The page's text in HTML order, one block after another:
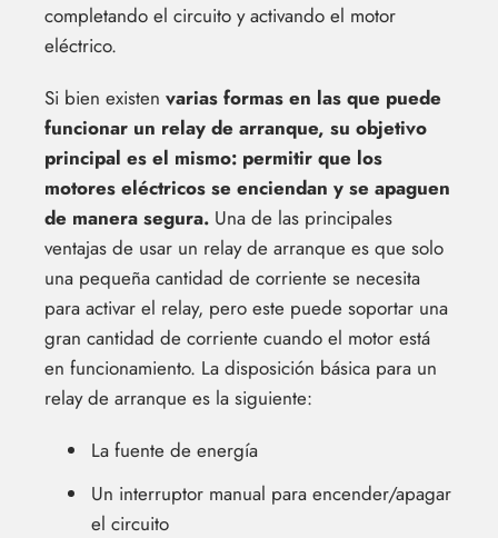
completando el circuito y activando el motor
eléctrico.
Si bien existen varias formas en las que puede
funcionar un relay de arranque, su objetivo
principal es el mismo: permitir que los
motores eléctricos se enciendan y se apaguen
de manera segura. Una de las principales
ventajas de usar un relay de arranque es que solo
una pequeña cantidad de corriente se necesita
para activar el relay, pero este puede soportar una
gran cantidad de corriente cuando el motor está
en funcionamiento. La disposición básica para un
relay de arranque es la siguiente:
La fuente de energía
Un interruptor manual para encender/apagar
el circuito